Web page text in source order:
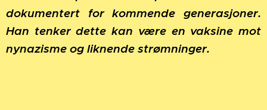
dokumentert for kommende generasjoner.
Han tenker dette kan være en vaksine mot
nynazisme og liknende strømninger.